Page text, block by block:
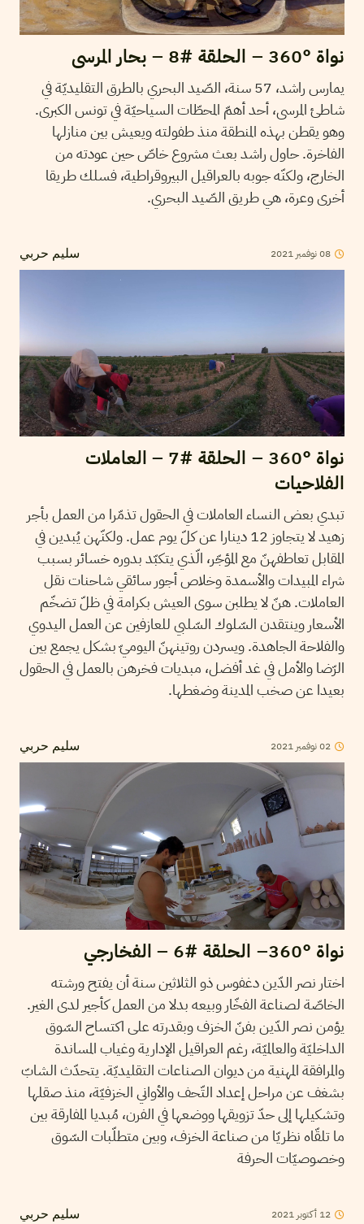
نواة °360 – الحلقة #8 – بحار المرسى
يمارس راشد، 57 سنة، الصّيد البحري بالطرق التقليديّة في
شاطئ المرسى، أحد أهمّ المحطّات السياحيّة في تونس الكبرى.
وهو يقطن بهذه المنطقة منذ طفولته ويعيش بين منازلها
الفاخرة. حاول راشد بعث مشروع خاصّ حين عودته من
الخارج، ولكنّه جوبه بالعراقيل البيروقراطية، فسلك طريقا
أخرى وعرة، هي طريق الصّيد البحري.
سليم حربي 08نوفمبر 2021
نواة °360 – الحلقة #7 – العاملات
الفلاحيات
تبدي بعض النساء العاملات في الحقول تذمّرا من العمل بأجر
زهيد لا يتجاوز 12 دينارا عن كلّ يوم عمل. ولكنّهن يُبدين في
المقابل تعاطفهنّ مع المؤجّر، الّذي يتكبّد بدوره خسائر بسبب
شراء المبيدات والأسمدة وخلاص أجور سائقي شاحنات نقل
العاملات. هنّ لا يطلبن سوى العيش بكرامة في ظلّ تضخّم
الأسعار وينتقدن السّلوك السّلبي للعازفين عن العمل اليدوي
والفلاحة الجاهدة. ويسردن روتينهنّ اليوميّ بشكل يجمع بين
الرّضا والأمل في غد أفضل، مبديات فخرهن بالعمل في الحقول
بعيدا عن صخب المدينة وضغطها.
سليم حربي 02نوفمبر 2021
نواة °360– الحلقة #6 – الفخارجي
اختار نصر الدّين دغفوس ذو الثلاثين سنة أن يفتح ورشته
الخاصّة لصناعة الفخّار وبيعه بدلا من العمل كأجير لدى الغير.
يؤمن نصر الدّين بفنّ الخزف وبقدرته على اكتساح السّوق
الداخليّة والعالميّة، رغم العراقيل الإدارية وغياب المساندة
والمرافقة المهنية من ديوان الصناعات التقليديّة. يتحدّث الشابّ
بشغف عن مراحل إعداد التّحف والأواني الخزفيّة، منذ صقلها
وتشكيلها إلى حدّ تزويقها ووضعها في الفرن، مُبديا المفارقة بين
ما تلقّاه نظريّا من صناعة الخزف، وبين متطلّبات السّوق
وخصوصيّات الحرفة
سليم حربي 12 أكتوبر 2021